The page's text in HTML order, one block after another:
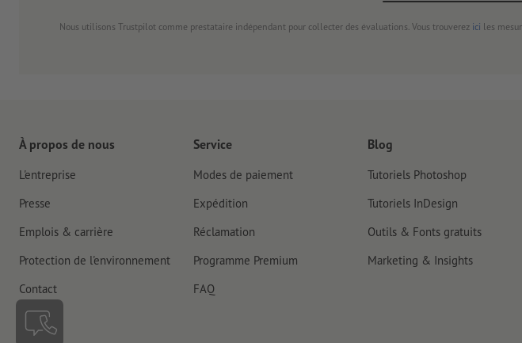
Nous utilisons Trustpilot comme prestataire indépendant pour collecter des évaluations. Vous trouverez ici les
À propos de nous
L'entreprise
Presse
Emplois & carrière
Protection de l'environnement
Contact
Service
Modes de paiement
Expédition
Réclamation
Programme Premium
FAQ
Blog
Tutoriels Photoshop
Tutoriels InDesign
Outils & Fonts gratuits
Marketing & Insights